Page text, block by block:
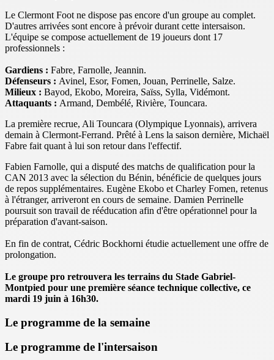
Le Clermont Foot ne dispose pas encore d'un groupe au complet.
D'autres arrivées sont encore à prévoir durant cette intersaison.
L'équipe se compose actuellement de 19 joueurs dont 17
professionnels :
Gardiens : Fabre, Farnolle, Jeannin.
Défenseurs : Avinel, Esor, Fomen, Jouan, Perrinelle, Salze.
Milieux : Bayod, Ekobo, Moreira, Saïss, Sylla, Vidémont.
Attaquants : Armand, Dembélé, Rivière, Touncara.
La première recrue, Ali Touncara (Olympique Lyonnais), arrivera
demain à Clermont-Ferrand. Prêté à Lens la saison dernière, Michaël
Fabre fait quant à lui son retour dans l'effectif.
Fabien Farnolle, qui a disputé des matchs de qualification pour la
CAN 2013 avec la sélection du Bénin, bénéficie de quelques jours
de repos supplémentaires. Eugène Ekobo et Charley Fomen, retenus
à l'étranger, arriveront en cours de semaine. Damien Perrinelle
poursuit son travail de rééducation afin d'être opérationnel pour la
préparation d'avant-saison.
En fin de contrat, Cédric Bockhorni étudie actuellement une offre de
prolongation.
Le groupe pro retrouvera les terrains du Stade Gabriel-
Montpied pour une première séance technique collective, ce
mardi 19 juin à 16h30.
Le programme de la semaine
Le programme de l'intersaison